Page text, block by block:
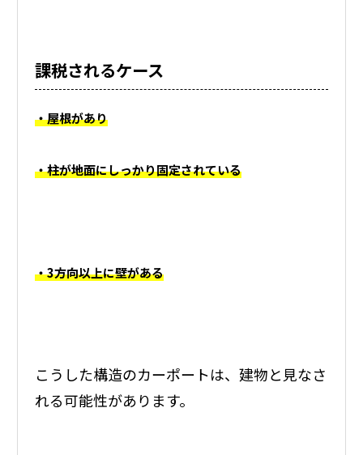
課税されるケース
・屋根があり
・柱が地面にしっかり固定されている
・3方向以上に壁がある
こうした構造のカーポートは、建物と見なさ
れる可能性があります。